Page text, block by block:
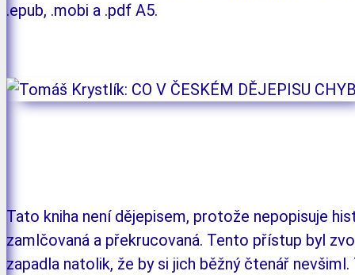
.epub, .mobi a .pdf A5.
číst více v shopu
Tato kniha není dějepisem, protože nepopisuje
zamlčovaná a překrucovaná. Tento přístup byl
zapadla natolik, že by si jich běžný čtenář